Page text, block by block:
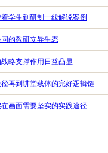
学生到研制一线解说案例
的教研立异生态
略支撑作用日益凸显
再到讲堂载体的完好逻辑链
画面需要坚实的实践途径